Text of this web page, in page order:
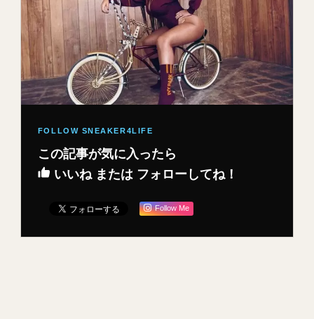
この記事が気に入ったら
いいね または フォローしてね！
Follow Me